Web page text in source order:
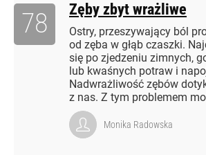
Zęby zbyt wrażliwe
Ostry, przeszywający ból
od zęba w głąb czaszki.
się po zjedzeniu zimnych,
lub kwaśnych potraw i
Nadwrażliwość zębów
z nas. Z tym problemem
78
Monika Radowska